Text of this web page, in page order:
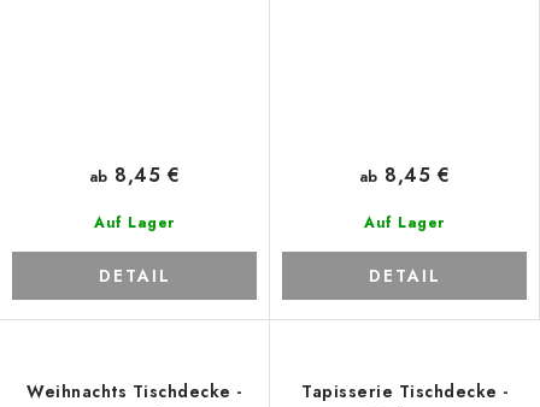
Auf Lager
ab 8,45 €
DETAIL
Auf Lager
ab 8,45 €
DETAIL
Weihnachts Tischdecke -
Tapisserie Tischdecke -